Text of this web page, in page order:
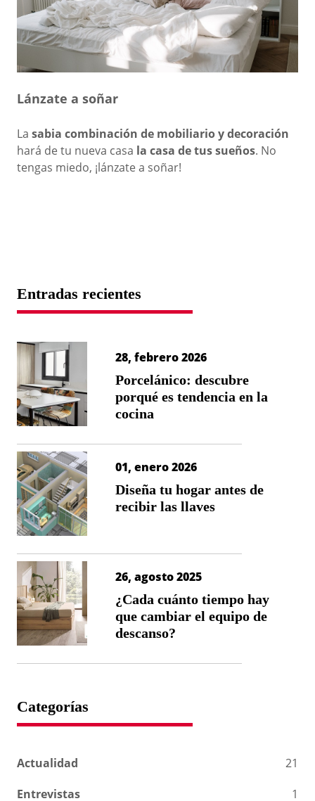
Lánzate a soñar
La sabia combinación de mobiliario y decoración
hará de tu nueva casa la casa de tus sueños. No
tengas miedo, ¡lánzate a soñar!
Entradas recientes
28, febrero 2026
Porcelánico: descubre
porqué es tendencia en la
cocina
01, enero 2026
Diseña tu hogar antes de
recibir las llaves
26, agosto 2025
¿Cada cuánto tiempo hay
que cambiar el equipo de
descanso?
Categorías
Actualidad
21
Entrevistas
1